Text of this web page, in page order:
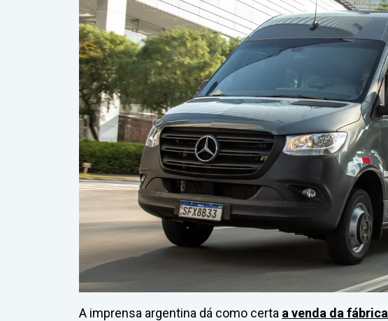
A imprensa argentina dá como certa a venda da fábrica